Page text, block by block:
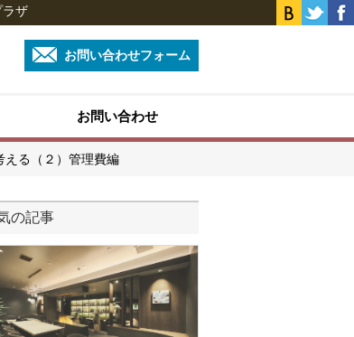
ラザ
お問い合わせフォーム
お問い合わせ
える（２）管理費編
の記事